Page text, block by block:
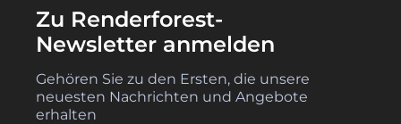
Zu Renderforest-
Newsletter anmelden
Gehören Sie zu den Ersten, die unsere
neuesten Nachrichten und Angebote
erhalten